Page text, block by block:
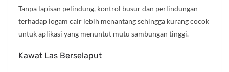
Tanpa lapisan pelindung, kontrol busur dan perlindungan
terhadap logam cair lebih menantang sehingga kurang cocok
untuk aplikasi yang menuntut mutu sambungan tinggi.
Kawat Las Berselaput